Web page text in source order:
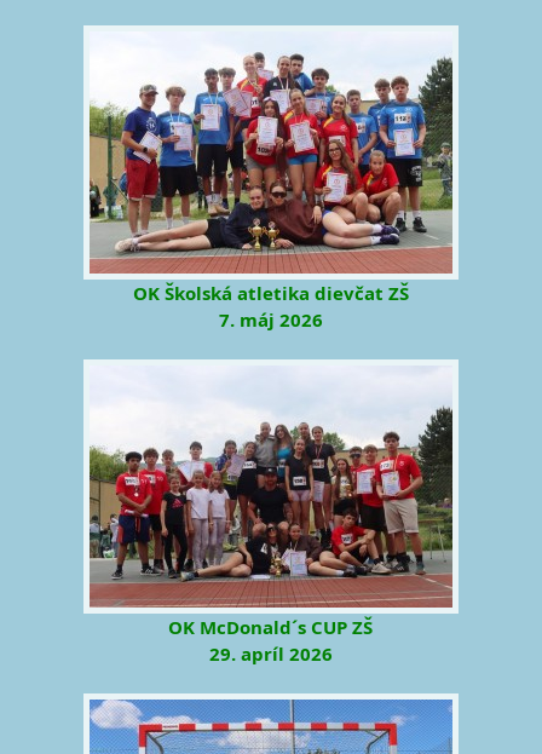
OK Školská atletika dievčat ZŠ
7. máj 2026
OK McDonald´s CUP ZŠ
29. apríl 2026